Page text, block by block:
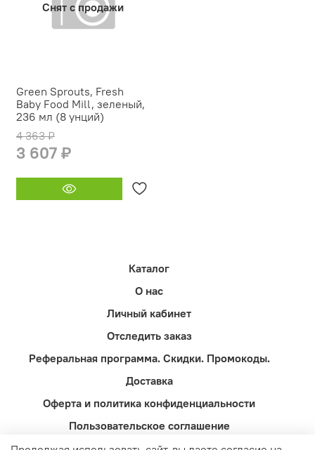
Снят с продажи
Green Sprouts, Fresh
Baby Food Mill, зеленый,
236 мл (8 унций)
4 363 ₽
3 607 ₽
Каталог
О нас
Личный кабинет
Отследить заказ
Реферальная программа. Скидки. Промокоды.
Доставка
Оферта и политика конфиденциальности
Пользовательское соглашение